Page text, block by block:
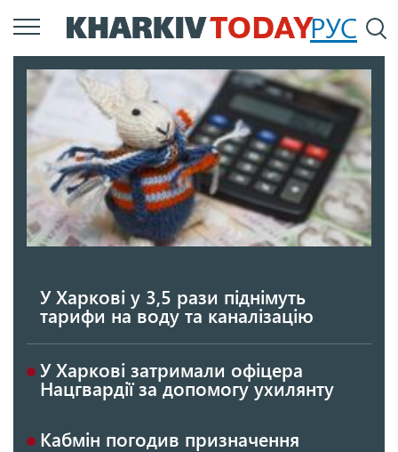
Перейти
до
вмісту
РУС
У Харкові у 3,5 рази піднімуть
тарифи на воду та каналізацію
У Харкові затримали офіцера
Нацгвардії за допомогу ухилянту
Кабмін погодив призначення